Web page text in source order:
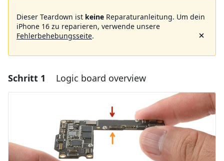
Dieser Teardown ist keine Reparaturanleitung. Um dein
iPhone 16 zu reparieren, verwende unsere
Fehlerbehebungsseite.
Schritt 1 Logic board overview